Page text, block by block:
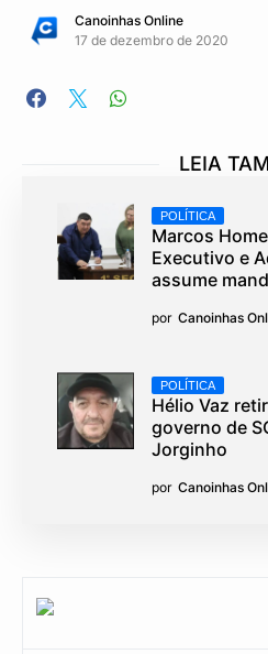
Canoinhas Online
17 de dezembro de 2020
LEIA
POLÍTICA
Marcos
Executivo e
assume
por Canoinhas
POLÍTICA
Hélio Vaz
governo de
Jorginho
por Canoinhas